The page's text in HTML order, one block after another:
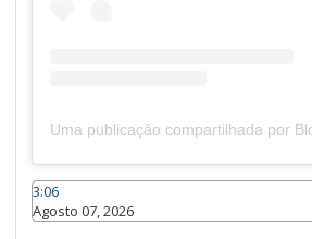
3:06
Agosto 07, 2026